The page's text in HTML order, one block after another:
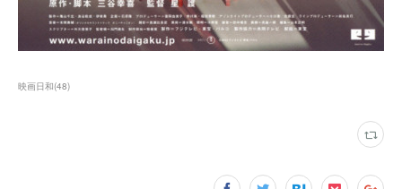
映画日和(48)